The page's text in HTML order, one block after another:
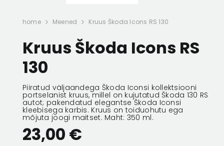
home Meened Kruus Škoda Icons RS 130
Kruus Škoda Icons RS
130
Piiratud väljaandega Škoda Iconsi kollektsiooni
portselanist kruus, millel on kujutatud Škoda 130 RS
autot; pakendatud elegantse Škoda Iconsi
kleebisega karbis. Kruus on toiduohutu ega
mõjuta joogi maitset. Maht: 350 ml.
23,00 €
ESIMENE PIDURIKETAS 256X22
132,56 € 66,28 € 132,56 € 66,28 €